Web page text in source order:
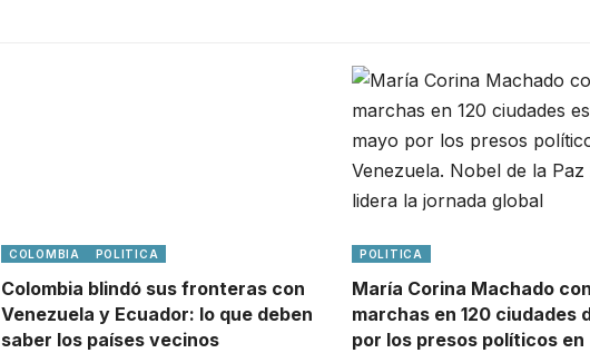
COLOMBIA POLITICA
Colombia blindó sus fronteras con
Venezuela y Ecuador: lo que deben
saber los países vecinos
POLITICA
María Corina Machado
marchas en 120 ciudades
por los presos políticos en